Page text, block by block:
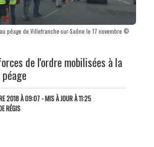
péage de Villefranche-sur-Saône le 17 novembre ©
de l'ordre mobilisées à la
2018 À 09:07- MIS À JOUR À 11:25
RÉGIS